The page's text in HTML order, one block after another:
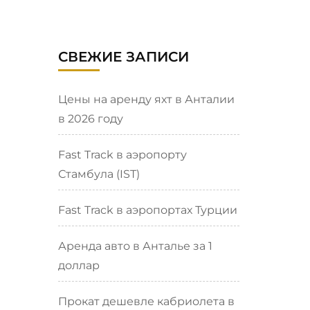
СВЕЖИЕ ЗАПИСИ
Цены на аренду яхт в Анталии
в 2026 году
Fast Track в аэропорту
Стамбула (IST)
Fast Track в аэропортах Турции
Аренда авто в Анталье за 1
доллар
Прокат дешевле кабриолета в